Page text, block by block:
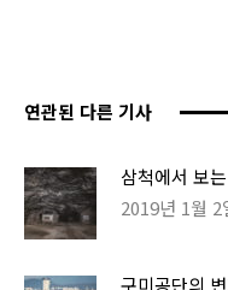
연관된 다른 기사
삼척에서 보
2019년 1월 2
구미공단의